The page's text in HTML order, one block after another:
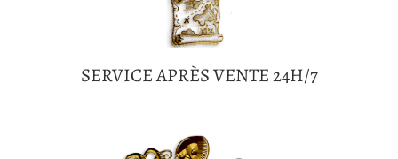
SERVICE APRÈS VENTE 24H/7